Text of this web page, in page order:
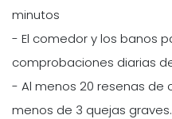
minutos
- El comedor y los banos
comprobaciones diarias
- Al menos 20 resenas de
menos de 3 quejas graves.